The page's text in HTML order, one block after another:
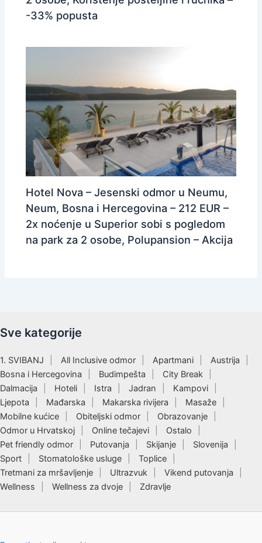
-33% popusta
Hotel Nova – Jesenski odmor u Neumu,
Neum, Bosna i Hercegovina – 212 EUR –
2x noćenje u Superior sobi s pogledom
na park za 2 osobe, Polupansion – Akcija
Sve kategorije
1. SVIBANJ All Inclusive odmor Apartmani
Austrija
Bosna i Hercegovina
Budimpešta
City Break
Dalmacija
Hoteli Istra Jadran
Kampovi
Ljepota
Mađarska Makarska rivijera
Masaže
Mobilne kućice
Obiteljski odmor
Obrazovanje
Odmor u Hrvatskoj
Online tečajevi
Ostalo
Pet friendly odmor
Putovanja Skijanje
Slovenija
Sport
Stomatološke usluge
Toplice
Tretmani za mršavljenje
Ultrazvuk
Vikend putovanja
Wellness
Wellness za dvoje Zdravlje